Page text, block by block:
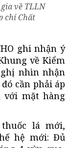
về TLLN
chí Chất
ghi nhận ý
về Kiểm
nhìn nhận
cần phải áp
với mặt hàng
lá mới,
hệ mới: Đủ